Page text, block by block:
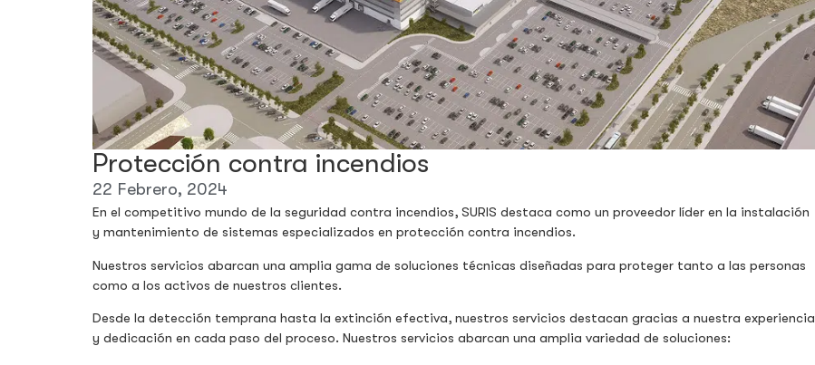
Protección contra incendios
22 Febrero, 2024
En el competitivo mundo de la seguridad contra incendios, SURIS destaca como un proveedor líder en la instalación
y mantenimiento de sistemas especializados en protección contra incendios.
Nuestros servicios abarcan una amplia gama de soluciones técnicas diseñadas para proteger tanto a las personas
como a los activos de nuestros clientes.
Desde la detección temprana hasta la extinción efectiva, nuestros servicios destacan gracias a nuestra experiencia
y dedicación en cada paso del proceso. Nuestros servicios abarcan una amplia variedad de soluciones: